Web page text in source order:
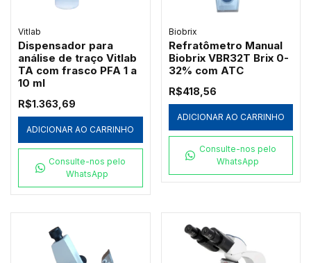
Vitlab
Dispensador para
análise de traço Vitlab
TA com frasco PFA 1 a
10 ml
R$1.363,69
ADICIONAR AO CARRINHO
Consulte-nos pelo
WhatsApp
Biobrix
Refratômetro Manual
Biobrix VBR32T Brix 0-
32% com ATC
R$418,56
ADICIONAR AO CARRINHO
Consulte-nos pelo
WhatsApp